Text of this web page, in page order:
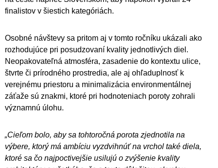
finalistov v šiestich kategóriách.
Osobné návštevy sa pritom aj v tomto ročníku ukázali ako
rozhodujúce pri posudzovaní kvality jednotlivých diel.
Neopakovateľná atmosféra, zasadenie do kontextu ulice,
štvrte či prírodného prostredia, ale aj ohľaduplnosť k
verejnému priestoru a minimalizácia environmentálnej
záťaže sú znakmi, ktoré pri hodnoteniach poroty zohrali
významnú úlohu.
„Cieľom bolo, aby sa tohtoročná porota zjednotila na
výbere, ktorý má ambíciu vyzdvihnúť na vrchol také diela,
ktoré sa čo najpoctivejšie usilujú o zvýšenie kvality